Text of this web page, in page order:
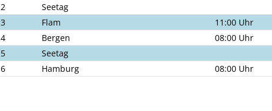
2
Seetag
3
Flam 11:00 Uhr
4
Bergen 08:00 Uhr
5
Seetag
6
Hamburg 08:00 Uhr